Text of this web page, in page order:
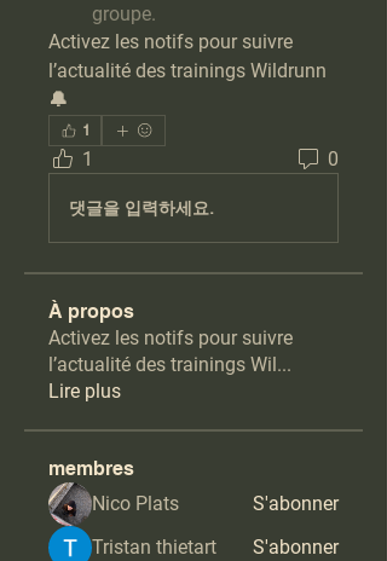
groupe.
Activez les notifs pour suivre
l’actualité des trainings Wildrunn
🔔
1
1 0
댓글을 입력하세요.
À propos
Activez les notifs pour suivre
l’actualité des trainings Wil...
Lire plus
membres
Nico Plats
S'abonner
Tristan thietart
S'abonner